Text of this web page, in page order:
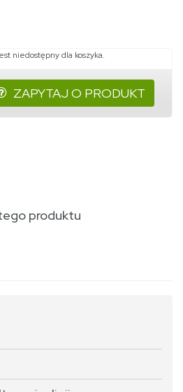
niedostępny dla koszyka.
ZAPYTAJ O PRODUKT
produktu